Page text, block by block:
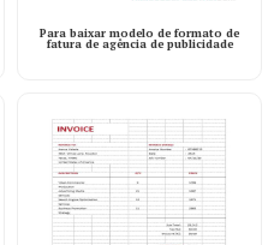
Para baixar modelo de formato de
fatura de agência de publicidade